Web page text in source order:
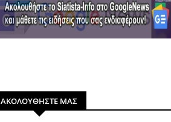
ΑΚΟΛΟΥΘΗΣΤΕ ΜΑΣ